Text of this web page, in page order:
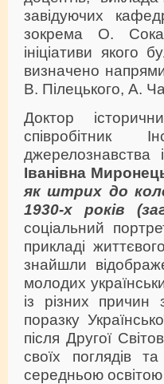
завідуючих
зокрема О.
ініціативи якого
визначено
В. Пілецького, А.
Доктор
співробітник
Іванівна
як штрих до
1930-х років
соціальний
прикладі
знайшли
молодих
із різних
поразку
після Другої
своїх поглядів
середньою